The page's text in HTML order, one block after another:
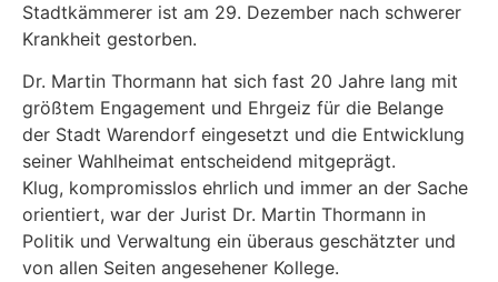
Stadtkämmerer ist am 29. Dezember nach schwerer
Krankheit gestorben.
Dr. Martin Thormann hat sich fast 20 Jahre lang mit
größtem Engagement und Ehrgeiz für die Belange
der Stadt Warendorf eingesetzt und die Entwicklung
seiner Wahlheimat entscheidend mitgeprägt.
Klug, kompromisslos ehrlich und immer an der Sache
orientiert, war der Jurist Dr. Martin Thormann in
Politik und Verwaltung ein überaus geschätzter und
von allen Seiten angesehener Kollege.